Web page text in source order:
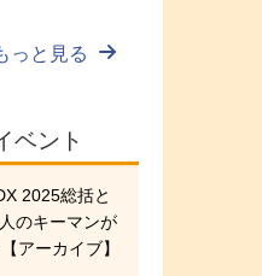
っと見る
ベント
2025総括と
のキーマンが
アーカイブ】